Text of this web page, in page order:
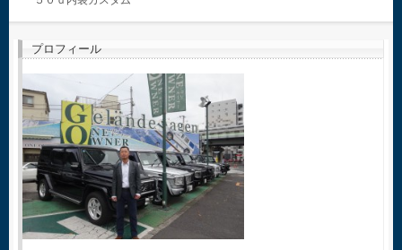
プロフィール